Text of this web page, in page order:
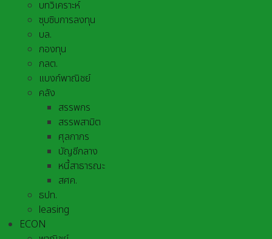
บทวิเคราะห์
ซุบซิบการลงทุน
บล.
กองทุน
กลต.
แบงก์พาณิชย์
คลัง
สรรพกร
สรรพสามิต
ศุลกากร
บัญชีกลาง
หนี้สาธารณะ
สศค.
ธปท.
leasing
ECON